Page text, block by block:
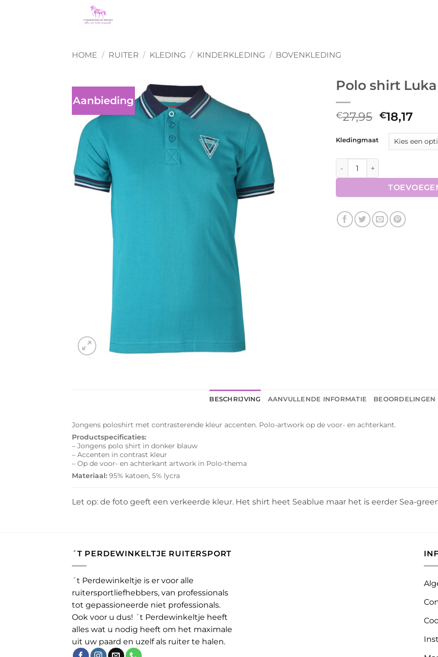
HOME / RUITER / KLEDING / KINDERKLEDING / BOVENKLEDING
Aanbieding
Polo shirt Luka
€27,95
was:
€27,95.
€18,17
is:
Kledingmaat
Polo shirt Luka aantal
BESCHRIJVING AANVULLENDE INFORMATIE BEOORDELINGEN
Jongens poloshirt met contrasterende kleur accenten. Polo-artwork op de voor- en achterkant.
Productspecificaties:
– Jongens polo shirt in donker blauw
– Accenten in contrast kleur
– Op de voor- en achterkant artwork in Polo-thema
Materiaal: 95% katoen, 5% lycra
Let op: de foto geeft een verkeerde kleur. Het shirt heet Seablue maar het is eerder Sea-
´T PERDEWINKELTJE RUITERSPORT
´t Perdewinkeltje is er voor alle
ruitersportliefhebbers, van professionals
tot gepassioneerde niet professionals.
Ook voor u dus! ´t Perdewinkeltje heeft
alles wat u nodig heeft om het maximale
uit uw paard en uzelf als ruiter te halen.